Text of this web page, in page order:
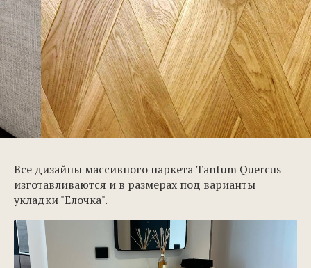
Все дизайны массивного паркета Tantum Quercus
изготавливаются и в размерах под варианты
укладки "Елочка".